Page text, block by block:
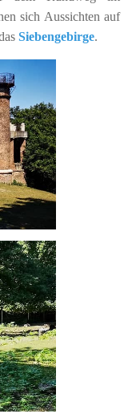
sich Aussichten auf
Siebengebirge.